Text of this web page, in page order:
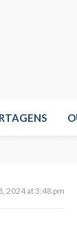
2024 at 3:48 pm